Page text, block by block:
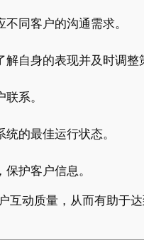
同客户的沟通需求。
自身的表现并及时调整
系。
的最佳运行状态。
护客户信息。
动质量，从而有助于